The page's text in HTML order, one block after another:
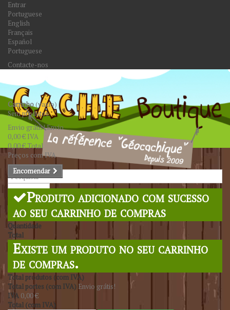
Entrar
Portuguese
English
Français
Español
Portuguese
Contacte-nos
Pesquisar
Carrinho(vazio)
Sem produtos
Envio grátis!Envio
0,00 € IVA
0,00 €Total
Preços com IVA
Encomendar
Produto adicionado com sucesso
ao seu carrinho de compras
Quantidade
Total
Existe um produto no seu carrinho
de compras.
Total produtos (com IVA)
Total portes (com IVA) Envio grátis!
IVA 0,00 €
Total (com IVA)